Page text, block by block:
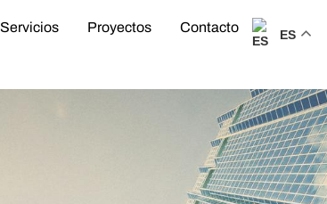
Servicios Proyectos Contacto ES